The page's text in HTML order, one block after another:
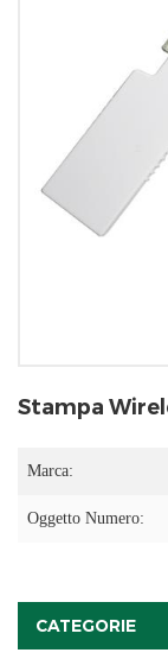
Stampa
Marca:
Oggetto Numero:
CATEGORIE